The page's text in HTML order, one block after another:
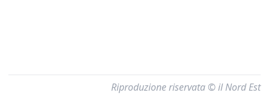
Riproduzione riservata © il Nord Est